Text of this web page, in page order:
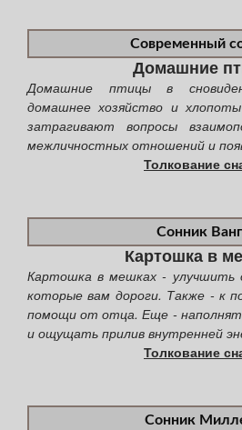
Современный
Домашние
Домашние птицы в
домашнее хозяйство и
затрагивают вопросы
межличностных отношений и
Толкование
Сонник
Картошка в
Картошка в мешках - улучшить
которые вам дороги. Также - к
помощи от отца. Еще -
и ощущать прилив внутренней
Толкование
Сонник